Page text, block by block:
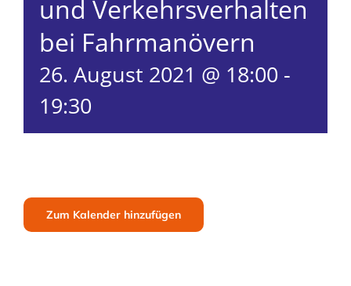
und Verkehrsverhalten
bei Fahrmanövern
26. August 2021 @ 18:00 -
19:30
Zum Kalender hinzufügen